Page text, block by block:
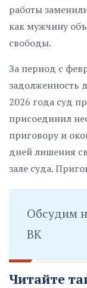
работы
как мужчину
свободы.
За период с
задолженность
2026 года суд
присоединил
приговору и
дней лишения
зале суда.
Обсудим
ВК
Читайте